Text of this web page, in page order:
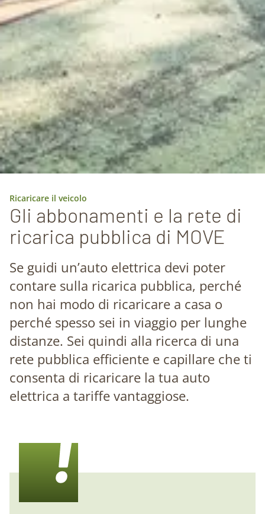
Ricaricare il veicolo
Gli abbonamenti e la rete di
ricarica pubblica di MOVE
Se guidi un’auto elettrica devi poter
contare sulla ricarica pubblica, perché
non hai modo di ricaricare a casa o
perché spesso sei in viaggio per lunghe
distanze. Sei quindi alla ricerca di una
rete pubblica efficiente e capillare che ti
consenta di ricaricare la tua auto
elettrica a tariffe vantaggiose.